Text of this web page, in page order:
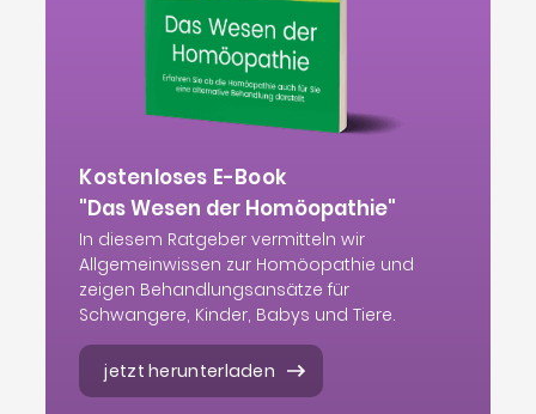
Kostenloses E-Book
"Das Wesen der Homöopathie"
In diesem Ratgeber vermitteln wir
Allgemeinwissen zur Homöopathie und
zeigen Behandlungsansätze für
Schwangere, Kinder, Babys und Tiere.
jetzt herunterladen